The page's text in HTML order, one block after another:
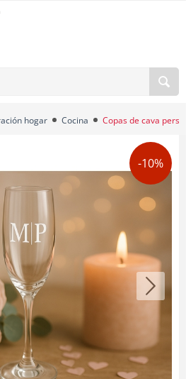
hogar Cocina Copas de cava
-10%